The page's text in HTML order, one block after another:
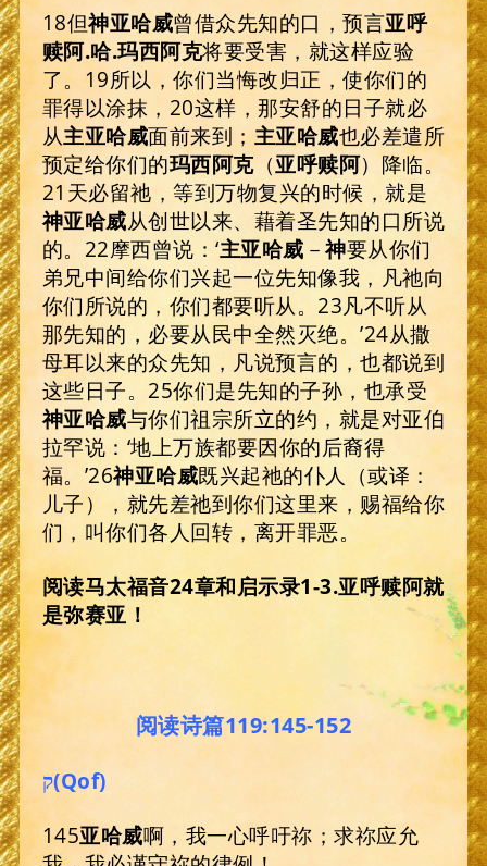
18但神亚哈威曾借众先知的口，预言亚呼
赎阿.哈.玛西阿克将要受害，就这样应验
了。19所以，你们当悔改归正，使你们的
罪得以涂抹，20这样，那安舒的日子就必
从主亚哈威面前来到； 主亚哈威也必差遣所
预定给你们的玛西阿克（亚呼赎阿）降临。
21天必留祂，等到万物复兴的时候，就是
神亚哈威从创世以来、藉着圣先知的口所说
的。22摩西曾说：‘主亚哈威 －神要从你们
弟兄中间给你们兴起一位先知像我，凡祂向
你们所说的，你们都要听从。23凡不听从
那先知的，必要从民中全然灭绝。’24从撒
母耳以来的众先知，凡说预言的，也都说到
这些日子。25你们是先知的子孙，也承受
神亚哈威与你们祖宗所立的约，就是对亚伯
拉罕说：‘地上万族都要因你的后裔得
福。’26神亚哈威既兴起祂的仆人（或译：
儿子），就先差祂到你们这里来，赐福给你
们，叫你们各人回转，离开罪恶。
阅读马太福音24章和启示录1-3.亚呼赎阿就
是弥赛亚！
阅读诗篇119:145-152
ק(Qof)
145亚哈威啊，我一心呼吁祢；求祢应允